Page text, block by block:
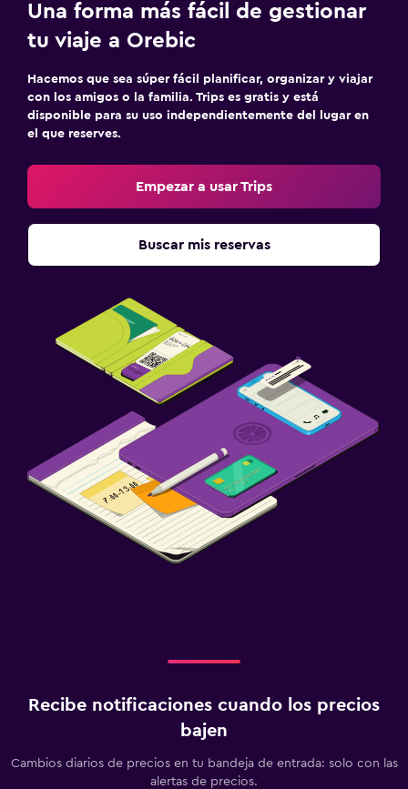
Una forma más fácil de gestionar
tu viaje a Orebic
Hacemos que sea súper fácil planificar, organizar y viajar
con los amigos o la familia. Trips es gratis y está
disponible para su uso independientemente del lugar en
el que reserves.
Empezar a usar Trips
Buscar mis reservas
Recibe notificaciones cuando los precios
bajen
Cambios diarios de precios en tu bandeja de entrada: solo con las
alertas de precios.